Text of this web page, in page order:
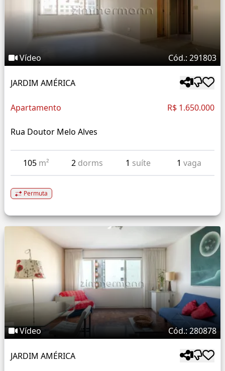
Vídeo Cód.: 291803
JARDIM AMÉRICA
Apartamento R$ 1.650.000
Rua Doutor Melo Alves
105 m² 2 dorms 1 suíte 1 vaga
Permuta
Vídeo Cód.: 280878
JARDIM AMÉRICA